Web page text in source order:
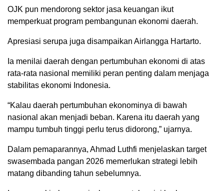
OJK pun mendorong sektor jasa keuangan ikut
memperkuat program pembangunan ekonomi daerah.
Apresiasi serupa juga disampaikan Airlangga Hartarto.
Ia menilai daerah dengan pertumbuhan ekonomi di atas
rata-rata nasional memiliki peran penting dalam menjaga
stabilitas ekonomi Indonesia.
“Kalau daerah pertumbuhan ekonominya di bawah
nasional akan menjadi beban. Karena itu daerah yang
mampu tumbuh tinggi perlu terus didorong,” ujarnya.
Dalam pemaparannya, Ahmad Luthfi menjelaskan target
swasembada pangan 2026 memerlukan strategi lebih
matang dibanding tahun sebelumnya.